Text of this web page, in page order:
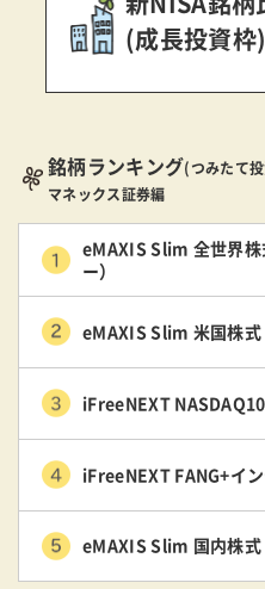
(成長投資枠)
銘柄ランキング(つみたて
マネックス証券編
eMAXIS Slim 全世界
ー）
eMAXIS Slim 米国株式
iFreeNEXT
iFreeNEXT FANG+イ
eMAXIS Slim 国内株式